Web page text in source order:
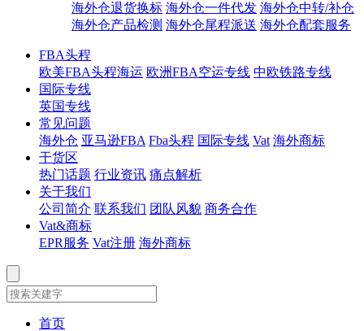
海外仓退货换标 海外仓一件代发 海外仓中转/补仓
海外仓产品检测 海外仓尾程派送 海外仓配套服务
FBA头程
欧美FBA头程海运 欧洲FBA空运专线 中欧铁路专线
国际专线
英国专线
常见问题
海外仓 亚马逊FBA Fba头程 国际专线 Vat 海外商标
干货区
热门话题 行业资讯 痛点解析
关于我们
公司简介 联系我们 团队风貌 商务合作
Vat&商标
EPR服务 Vat注册 海外商标
首页